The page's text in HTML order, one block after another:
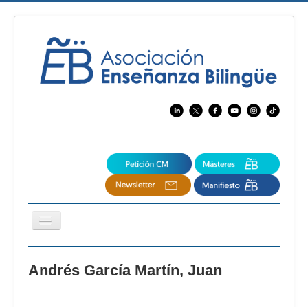
Cambiar
navegación
CertAcleB
Andrés García Martín, Juan